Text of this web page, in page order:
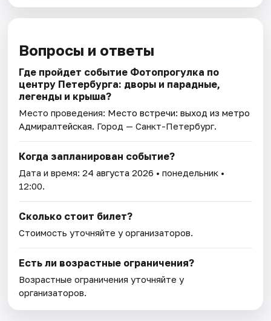
Вопросы и ответы
Где пройдет событие Фотопрогулка по
центру Петербурга: дворы и парадные,
легенды и крыша?
Место проведения: Место встречи: выход из метро
Адмиралтейская. Город — Санкт-Петербург.
Когда запланирован событие?
Дата и время:24 августа 2026 • понедельник •
12:00.
Сколько стоит билет?
Стоимость уточняйте у организаторов.
Есть ли возрастные ограничения?
Возрастные ограничения уточняйте у
организаторов.